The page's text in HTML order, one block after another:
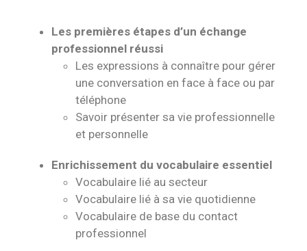
Les premières étapes d’un échange
professionnel réussi
Les expressions à connaître pour gérer
une conversation en face à face ou par
téléphone
Savoir présenter sa vie professionnelle
et personnelle
Enrichissement du vocabulaire essentiel
Vocabulaire lié au secteur
Vocabulaire lié à sa vie quotidienne
Vocabulaire de base du contact
professionnel